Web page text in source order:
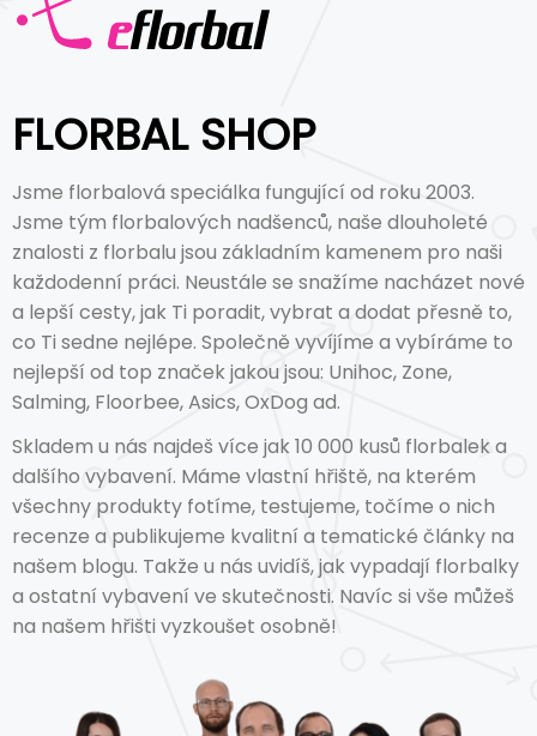
FLORBAL SHOP
Jsme florbalová speciálka fungující od roku 2003.
Jsme tým florbalových nadšenců, naše dlouholeté
znalosti z florbalu jsou základním kamenem pro naši
každodenní práci. Neustále se snažíme nacházet nové
a lepší cesty, jak Ti poradit, vybrat a dodat přesně to,
co Ti sedne nejlépe. Společně vyvíjíme a vybíráme to
nejlepší od top značek jakou jsou: Unihoc, Zone,
Salming, Floorbee, Asics, OxDog ad.
Skladem u nás najdeš více jak 10 000 kusů florbalek a
dalšího vybavení. Máme vlastní hřiště, na kterém
všechny produkty fotíme, testujeme, točíme o nich
recenze a publikujeme kvalitní a tematické články na
našem blogu. Takže u nás uvidíš, jak vypadají florbalky
a ostatní vybavení ve skutečnosti. Navíc si vše můžeš
na našem hřišti vyzkoušet osobně!